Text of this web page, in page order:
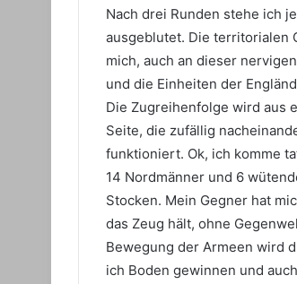
Nach drei Runden stehe ich
ausgeblutet. Die territorialen
mich, auch an dieser
und die Einheiten der
Die Zugreihenfolge wird aus
Seite, die zufällig
funktioniert. Ok, ich komme
14 Nordmänner und 6
Stocken. Mein Gegner hat
das Zeug hält, ohne
Bewegung der Armeen wird
ich Boden gewinnen und